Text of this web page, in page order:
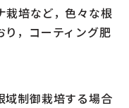
栽培など，色々な根
，コーティング肥
制御栽培する場合